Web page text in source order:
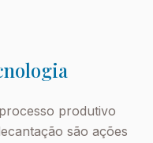
produtivo
são ações